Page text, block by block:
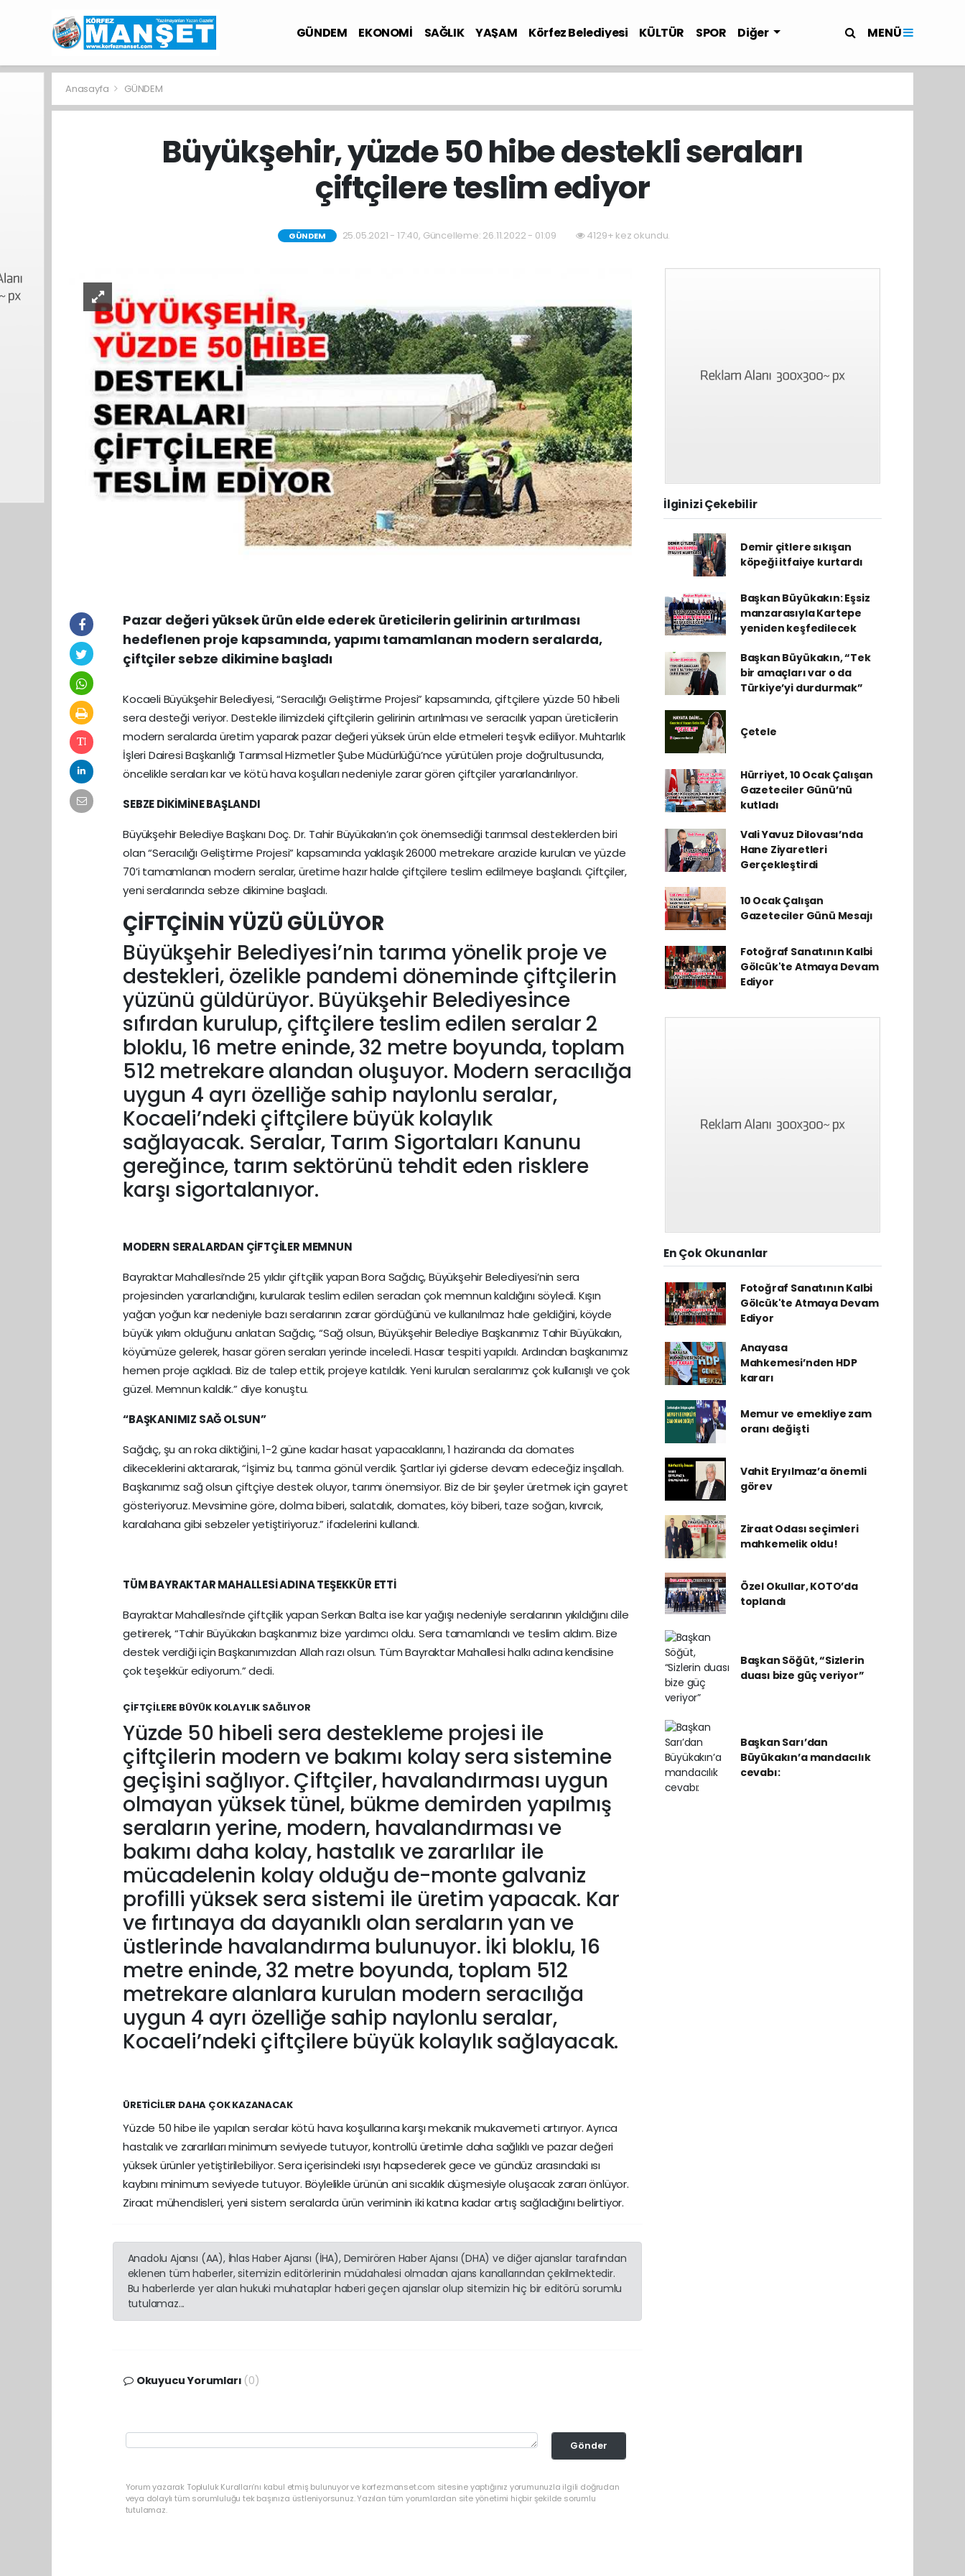
GÜNDEM EKONOMİ SAĞLIK YAŞAM Körfez Belediyesi KÜLTÜR SPOR Diğer MENÜ
Anasayfa GÜNDEM
Büyükşehir, yüzde 50 hibe destekli seraları
çiftçilere teslim ediyor
GÜNDEM 25.05.2021 - 17:40, Güncelleme: 26.11.2022 - 01:09 4129+ kez okundu.
Pazar değeri yüksek ürün elde ederek üreticilerin gelirinin artırılması
hedeflenen proje kapsamında, yapımı tamamlanan modern seralarda,
çiftçiler sebze dikimine başladı
Kocaeli Büyükşehir Belediyesi, “Seracılığı Geliştirme Projesi” kapsamında, çiftçilere yüzde 50 hibeli
sera desteği veriyor. Destekle ilimizdeki çiftçilerin gelirinin artırılması ve seracılık yapan üreticilerin
modern seralarda üretim yaparak pazar değeri yüksek ürün elde etmeleri teşvik ediliyor. Muhtarlık
İşleri Dairesi Başkanlığı Tarımsal Hizmetler Şube Müdürlüğü’nce yürütülen proje doğrultusunda,
öncelikle seraları kar ve kötü hava koşulları nedeniyle zarar gören çiftçiler yararlandırılıyor.
SEBZE DİKİMİNE BAŞLANDI
Büyükşehir Belediye Başkanı Doç. Dr. Tahir Büyükakın’ın çok önemsediği tarımsal desteklerden biri
olan “Seracılığı Geliştirme Projesi” kapsamında yaklaşık 26000 metrekare arazide kurulan ve yüzde
70’i tamamlanan modern seralar, üretime hazır halde çiftçilere teslim edilmeye başlandı. Çiftçiler,
yeni seralarında sebze dikimine başladı.
ÇİFTÇİNİN YÜZÜ GÜLÜYOR
Büyükşehir Belediyesi’nin tarıma yönelik proje ve
destekleri, özelikle pandemi döneminde çiftçilerin
yüzünü güldürüyor. Büyükşehir Belediyesince
sıfırdan kurulup, çiftçilere teslim edilen seralar 2
bloklu, 16 metre eninde, 32 metre boyunda, toplam
512 metrekare alandan oluşuyor. Modern seracılığa
uygun 4 ayrı özelliğe sahip naylonlu seralar,
Kocaeli’ndeki çiftçilere büyük kolaylık
sağlayacak. Seralar, Tarım Sigortaları Kanunu
gereğince, tarım sektörünü tehdit eden risklere
karşı sigortalanıyor.
MODERN SERALARDAN ÇİFTÇİLER MEMNUN
Bayraktar Mahallesi’nde 25 yıldır çiftçilik yapan Bora Sağdıç, Büyükşehir Belediyesi’nin sera
projesinden yararlandığını, kurularak teslim edilen seradan çok memnun kaldığını söyledi. Kışın
yağan yoğun kar nedeniyle bazı seralarının zarar gördüğünü ve kullanılmaz hale geldiğini, köyde
büyük yıkım olduğunu anlatan Sağdıç, “Sağ olsun, Büyükşehir Belediye Başkanımız Tahir Büyükakın,
köyümüze gelerek, hasar gören seraları yerinde inceledi. Hasar tespiti yapıldı. Ardından başkanımız
hemen proje açıkladı. Biz de talep ettik, projeye katıldık. Yeni kurulan seralarımız çok kullanışlı ve çok
güzel. Memnun kaldık.” diye konuştu.
“BAŞKANIMIZ SAĞ OLSUN”
Sağdıç, şu an roka diktiğini, 1-2 güne kadar hasat yapacaklarını, 1 haziranda da domates
dikeceklerini aktararak, “İşimiz bu, tarıma gönül verdik. Şartlar iyi giderse devam edeceğiz inşallah.
Başkanımız sağ olsun çiftçiye destek oluyor, tarımı önemsiyor. Biz de bir şeyler üretmek için gayret
gösteriyoruz. Mevsimine göre, dolma biberi, salatalık, domates, köy biberi, taze soğan, kıvırcık,
karalahana gibi sebzeler yetiştiriyoruz.” ifadelerini kullandı.
TÜM BAYRAKTAR MAHALLESİ ADINA TEŞEKKÜR ETTİ
Bayraktar Mahallesi’nde çiftçilik yapan Serkan Balta ise kar yağışı nedeniyle seralarının yıkıldığını dile
getirerek, “Tahir Büyükakın başkanımız bize yardımcı oldu. Sera tamamlandı ve teslim aldım. Bize
destek verdiği için Başkanımızdan Allah razı olsun. Tüm Bayraktar Mahallesi halkı adına kendisine
çok teşekkür ediyorum.” dedi.
ÇİFTÇİLERE BÜYÜK KOLAYLIK SAĞLIYOR
Yüzde 50 hibeli sera destekleme projesi ile
çiftçilerin modern ve bakımı kolay sera sistemine
geçişini sağlıyor. Çiftçiler, havalandırması uygun
olmayan yüksek tünel, bükme demirden yapılmış
seraların yerine, modern, havalandırması ve
bakımı daha kolay, hastalık ve zararlılar ile
mücadelenin kolay olduğu de-monte galvaniz
profilli yüksek sera sistemi ile üretim yapacak. Kar
ve fırtınaya da dayanıklı olan seraların yan ve
üstlerinde havalandırma bulunuyor. İki bloklu, 16
metre eninde, 32 metre boyunda, toplam 512
metrekare alanlara kurulan modern seracılığa
uygun 4 ayrı özelliğe sahip naylonlu seralar,
Kocaeli’ndeki çiftçilere büyük kolaylık sağlayacak.
ÜRETİCİLER DAHA ÇOK KAZANACAK
Yüzde 50 hibe ile yapılan seralar kötü hava koşullarına karşı mekanik mukavemeti artırıyor. Ayrıca
hastalık ve zararlıları minimum seviyede tutuyor, kontrollü üretimle daha sağlıklı ve pazar değeri
yüksek ürünler yetiştirilebiliyor. Sera içerisindeki ısıyı hapsederek gece ve gündüz arasındaki ısı
kaybını minimum seviyede tutuyor. Böylelikle ürünün ani sıcaklık düşmesiyle oluşacak zararı önlüyor.
Ziraat mühendisleri, yeni sistem seralarda ürün veriminin iki katına kadar artış sağladığını belirtiyor.
Anadolu Ajansı (AA), İhlas Haber Ajansı (İHA), Demirören Haber Ajansı (DHA) ve diğer ajanslar tarafından
eklenen tüm haberler, sitemizin editörlerinin müdahalesi olmadan ajans kanallarından çekilmektedir.
Bu haberlerde yer alan hukuki muhataplar haberi geçen ajanslar olup sitemizin hiç bir editörü sorumlu
tutulamaz...
Okuyucu Yorumları (0)
Gönder
Yorum yazarak Topluluk Kuralları’nı kabul etmiş bulunuyor ve korfezmanset.com sitesine yaptığınız yorumunuzla ilgili doğrudan
veya dolaylı tüm sorumluluğu tek başınıza üstleniyorsunuz. Yazılan tüm yorumlardan site yönetimi hiçbir şekilde sorumlu
tutulamaz.
İlginizi Çekebilir
Demir çitlere sıkışan
köpeği itfaiye kurtardı
Başkan Büyükakın: Eşsiz
manzarasıyla Kartepe
yeniden keşfedilecek
Başkan Büyükakın, “Tek
bir amaçları var o da
Türkiye’yi durdurmak”
Çetele
Hürriyet, 10 Ocak Çalışan
Gazeteciler Günü’nü
kutladı
Vali Yavuz Dilovası’nda
Hane Ziyaretleri
Gerçekleştirdi
10 Ocak Çalışan
Gazeteciler Günü Mesajı
Fotoğraf Sanatının Kalbi
Gölcük'te Atmaya Devam
Ediyor
En Çok Okunanlar
Fotoğraf Sanatının Kalbi
Gölcük'te Atmaya Devam
Ediyor
Anayasa
Mahkemesi’nden HDP
kararı
Memur ve emekliye zam
oranı değişti
Vahit Eryılmaz’a önemli
görev
Ziraat Odası seçimleri
mahkemelik oldu!
Özel Okullar, KOTO’da
toplandı
Başkan Söğüt, “Sizlerin
duası bize güç veriyor”
Başkan Sarı’dan
Büyükakın’a mandacılık
cevabı: